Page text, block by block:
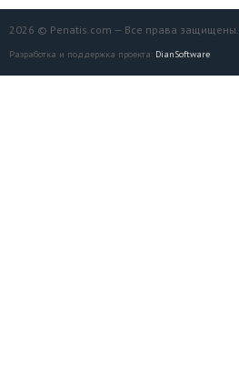
2026 © Penatis.com — Все права защищены.
Разработка и поддержка проекта: DianSoftware